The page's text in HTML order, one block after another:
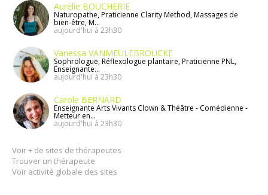
Aurélie BOUCHERIE
Naturopathe, Praticienne Clarity Method, Massages de
bien-être, M...
aujourd'hui à 23h30
Vanessa VANMEULEBROUCKE
Sophrologue, Réflexologue plantaire, Praticienne PNL,
Enseignante...
aujourd'hui à 23h30
Carole BERNARD
Enseignante Arts Vivants Clown & Théâtre - Comédienne -
Metteur en...
aujourd'hui à 23h30
Voir + de sites de thérapeutes
Trouver un thérapeute
Voir activité globale des sites